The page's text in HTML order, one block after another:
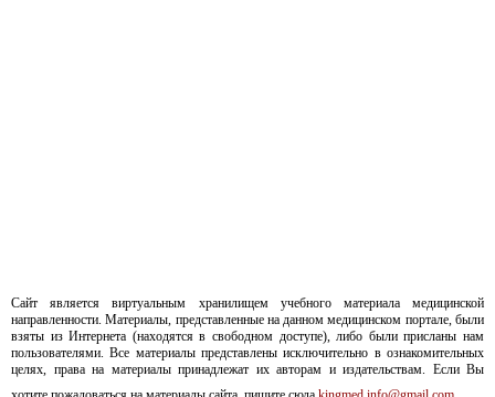
Сайт является виртуальным хранилищем учебного материала медицинской
направленности. Материалы, представленные на данном медицинском портале, были
взяты из Интернета (находятся в свободном доступе), либо были присланы нам
пользователями. Все материалы представлены исключительно в ознакомительных
целях, права на материалы принадлежат их авторам и издательствам. Если Вы